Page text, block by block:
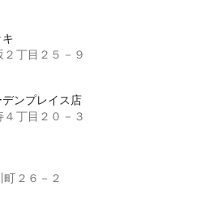
丁目２５－９
ンプレイス店
丁目２０－３
２６－２